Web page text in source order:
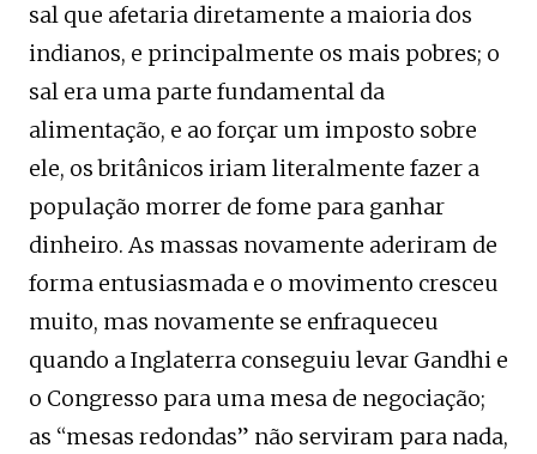
sal que afetaria diretamente a maioria dos
indianos, e principalmente os mais pobres; o
sal era uma parte fundamental da
alimentação, e ao forçar um imposto sobre
ele, os britânicos iriam literalmente fazer a
população morrer de fome para ganhar
dinheiro. As massas novamente aderiram de
forma entusiasmada e o movimento cresceu
muito, mas novamente se enfraqueceu
quando a Inglaterra conseguiu levar Gandhi e
o Congresso para uma mesa de negociação;
as “mesas redondas” não serviram para nada,